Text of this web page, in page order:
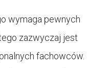
wymaga pewnych
zazwyczaj jest
fachowców.